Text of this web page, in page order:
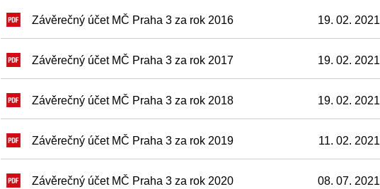
Závěrečný účet MČ Praha 3 za rok 2016 19. 02. 2021
Závěrečný účet MČ Praha 3 za rok 2017 19. 02. 2021
Závěrečný účet MČ Praha 3 za rok 2018 19. 02. 2021
Závěrečný účet MČ Praha 3 za rok 2019 11. 02. 2021
Závěrečný účet MČ Praha 3 za rok 2020 08. 07. 2021